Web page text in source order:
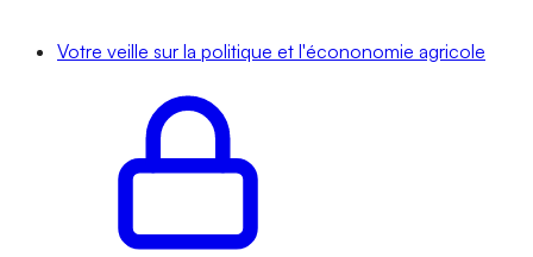
Votre veille sur la politique et l'écononomie agricole